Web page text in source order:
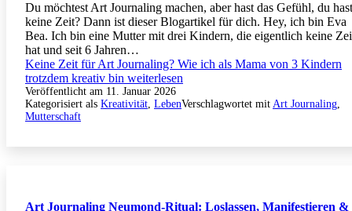
Du möchtest Art Journaling machen, aber hast das Gefühl, du hast
keine Zeit? Dann ist dieser Blogartikel für dich. Hey, ich bin Eva
Bea. Ich bin eine Mutter mit drei Kindern, die eigentlich keine
hat und seit 6 Jahren…
Keine Zeit für Art Journaling? Wie ich als Mama von 3 Kindern
trotzdem kreativ bin weiterlesen
Veröffentlicht am 11. Januar 2026
Kategorisiert als Kreativität, LebenVerschlagwortet mit Art Journaling,
Mutterschaft
Art Journaling Neumond-Ritual: Loslassen, Manifestieren &